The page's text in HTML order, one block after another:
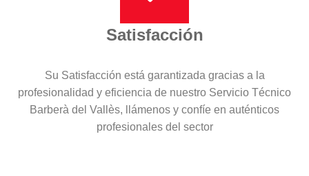
Satisfacción
Su Satisfacción está garantizada gracias a la
profesionalidad y eficiencia de nuestro Servicio Técnico
Barberà del Vallès, llámenos y confíe en auténticos
profesionales del sector